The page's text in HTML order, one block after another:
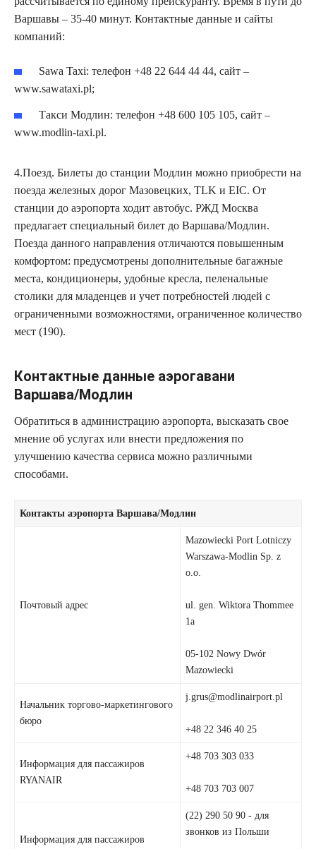
Варшавы – 35-40 минут. Контактные данные и сайты
компаний:
Sawa Taxi: телефон +48 22 644 44 44, сайт –
www.sawataxi.pl;
Такси Модлин: телефон +48 600 105 105, сайт –
www.modlin-taxi.pl.
4.Поезд. Билеты до станции Модлин можно приобрести на
поезда железных дорог Мазовецких, TLK и EIC. От
станции до аэропорта ходит автобус. РЖД Москва
предлагает специальный билет до Варшава/Модлин.
Поезда данного направления отличаются повышенным
комфортом: предусмотрены дополнительные багажные
места, кондиционеры, удобные кресла, пеленальные
столики для младенцев и учет потребностей людей с
ограниченными возможностями, ограниченное количество
мест (190).
Контактные данные аэрогавани
Варшава/Модлин
Обратиться в администрацию аэропорта, высказать свое
мнение об услугах или внести предложения по
улучшению качества сервиса можно различными
способами.
Контакты аэропорта Варшава/Модлин
Почтовый адрес
Mazowiecki Port Lotniczy
Warszawa-Modlin Sp. z
o.o.
ul. gen. Wiktora Thommee
1a
05-102 Nowy Dwór
Mazowiecki
Начальник торгово-маркетингового
бюро
j.grus@modlinairport.pl
+48 22 346 40 25
Информация для пассажиров
RYANAIR
+48 703 303 033
+48 703 703 007
Информация для пассажиров
(22) 290 50 90 - для
звонков из Польши